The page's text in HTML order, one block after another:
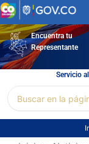
Ir
al
contenidoEncuentra tu
Representante
Servicio
por: